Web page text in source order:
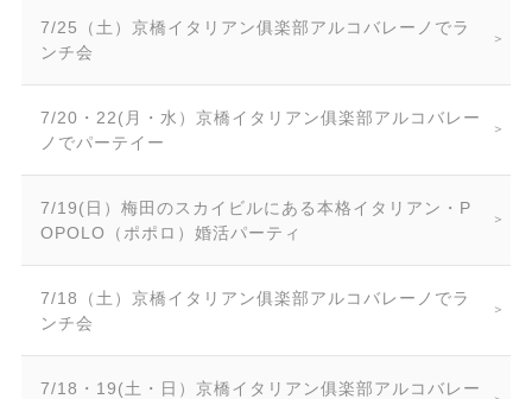
7/25（土）京橋イタリアン俱楽部アルコバレーノでラ
ンチ会
7/20・22(月・水）京橋イタリアン俱楽部アルコバレー
ノでパーテイー
7/19(日）梅田のスカイビルにある本格イタリアン・P
OPOLO（ポポロ）婚活パーティ
7/18（土）京橋イタリアン俱楽部アルコバレーノでラ
ンチ会
7/18・19(土・日）京橋イタリアン俱楽部アルコバレー